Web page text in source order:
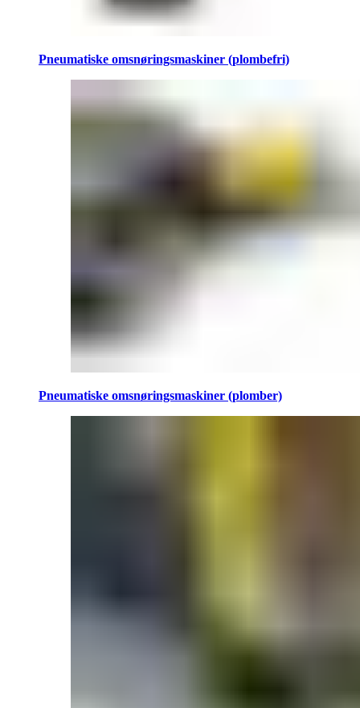
Pneumatiske omsnøringsmaskiner (plombefri)
Pneumatiske omsnøringsmaskiner (plomber)